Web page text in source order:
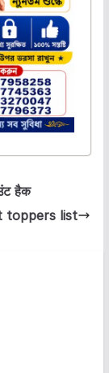
हैक
toppers list